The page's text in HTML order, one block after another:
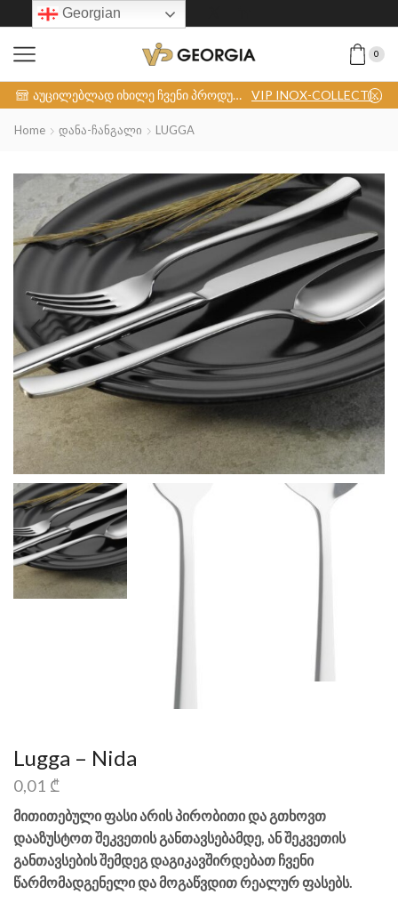
0
აუცილებლად იხილე ჩვენი პროდუქცია VIP INOX-COLLECTION
Home Დანა-Ჩანგალი LUGGA
Lugga – Nida
0,01 ₾
მითითებული ფასი არის პირობითი და გთხოვთ
დააზუსტოთ შეკვეთის განთავსებამდე, ან შეკვეთის
განთავსების შემდეგ დაგიკავშირდებათ ჩვენი
წარმომადგენელი და მოგაწვდით რეალურ ფასებს.
Georgian